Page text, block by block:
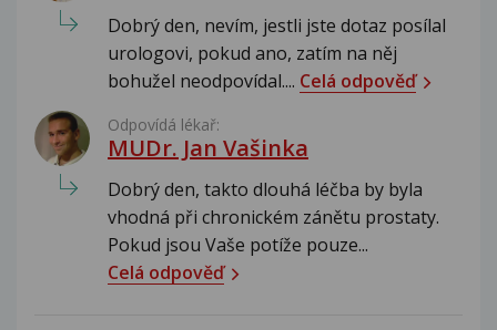
Dobrý den, nevím, jestli jste dotaz posílal
urologovi, pokud ano, zatím na něj
bohužel neodpovídal.... Celá odpověď
Odpovídá lékař:
MUDr. Jan Vašinka
Dobrý den, takto dlouhá léčba by byla
vhodná při chronickém zánětu prostaty.
Pokud jsou Vaše potíže pouze...
Celá odpověď